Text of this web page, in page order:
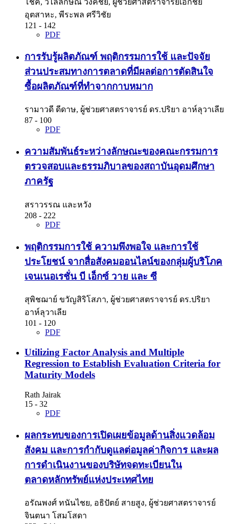
โชค, วิไลลักษณ์ วงค์ชัย, ผู้ช่วยศาสตราจารย์เอกชัย
อุตสาหะ, พีระพล ศรีวิชัย
121 - 142
PDF
การรับรู้ผลิตภัณฑ์ พฤติกรรมการใช้ และปัจจัย
ส่วนประสมทางการตลาดที่มีผลต่อการตัดสินใจ
ซื้อผลิตภัณฑ์ที่ทำจากกาบหมาก
รามาวดี ดีดาษ, ผู้ช่วยศาสตราจารย์ ดร.ปริยา อาห์ลุวาเลีย
87 - 100
PDF
ความสัมพันธ์ระหว่างลักษณะของคณะกรรมการ
ตรวจสอบและธรรมภิบาลของสถาบันอุดมศึกษา
ภาครัฐ
สราวรรณ และหวัง
208 - 222
PDF
พฤติกรรมการใช้ ความพึงพอใจ และการใช้
ประโยชน์ จากสื่อสังคมออนไลน์ของกลุ่มผู้บริโภค
เจนเนอเรชั่น บี เอ็กซ์ วาย และ ซี
สุพิชฌาย์ ขวัญสิริโสภา, ผู้ช่วยศาสตราจารย์ ดร.ปริยา
อาห์ลุวาเลีย
101 - 120
PDF
Utilizing Factor Analysis and Multiple
Regression to Establish Evaluation Criteria for
Maturity Models
Rath Jairak
15 - 32
PDF
ผลกระทบของการเปิดเผยข้อมูลด้านสิ่งแวดล้อม
สังคม และการกำกับดูแลต่อมูลค่ากิจการ และผล
การดำเนินงานของบริษัทจดทะเบียนใน
ตลาดหลักทรัพย์แห่งประเทศไทย
อรัณพงศ์ ทนันไชย, อธิปัตย์ สายสูง, ผู้ช่วยศาสตราจารย์
จินตนา โสมโสดา